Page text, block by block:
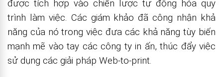
được tích hợp vào chiến lược tự động hóa quy
trình làm việc. Các giám khảo đã công nhận khả
năng của nó trong việc đưa các khả năng tùy biến
mạnh mẽ vào tay các công ty in ấn, thúc đẩy việc
sử dụng các giải pháp Web-to-print.